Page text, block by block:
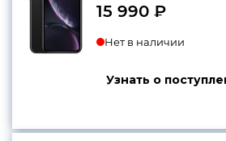
15 990 ₽
Нет в наличии
Узнать о